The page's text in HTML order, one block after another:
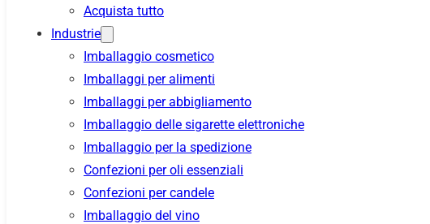
Acquista tutto
Industrie
Imballaggio cosmetico
Imballaggi per alimenti
Imballaggi per abbigliamento
Imballaggio delle sigarette elettroniche
Imballaggio per la spedizione
Confezioni per oli essenziali
Confezioni per candele
Imballaggio del vino